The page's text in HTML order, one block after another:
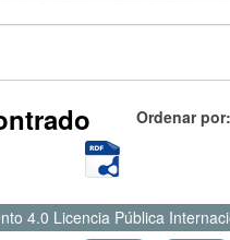
Ordenar por
4.0 Licencia Pública